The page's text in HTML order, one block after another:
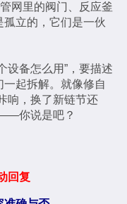
网里的阀门、反应釜
立的，它们是一伙
设备怎么用”，要描述
起拆解。就像修自
响，换了新链节还
你说是吧？
回复